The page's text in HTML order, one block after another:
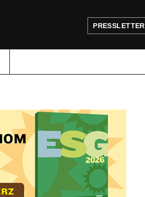
PRESSLETTER